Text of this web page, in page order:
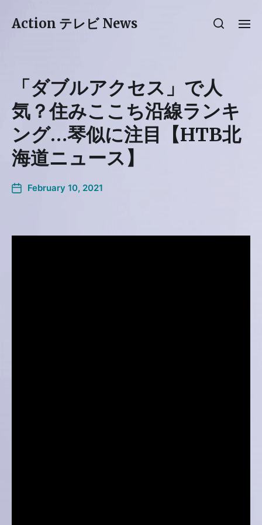
Action テレビ News
「ダブルアクセス」で人
気？住みここち沿線ランキ
ング…琴似に注目【HTB北
海道ニュース】
February 10, 2021